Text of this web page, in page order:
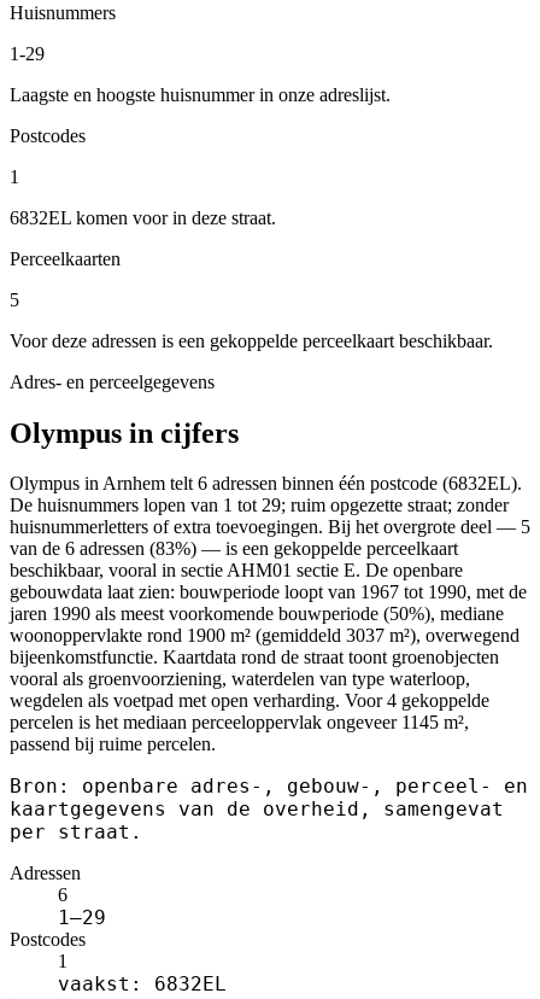
Huisnummers
1-29
Laagste en hoogste huisnummer in onze adreslijst.
Postcodes
1
6832EL komen voor in deze straat.
Perceelkaarten
5
Voor deze adressen is een gekoppelde perceelkaart beschikbaar.
Adres- en perceelgegevens
Olympus in cijfers
Olympus in Arnhem telt 6 adressen binnen één postcode (6832EL).
De huisnummers lopen van 1 tot 29; ruim opgezette straat; zonder
huisnummerletters of extra toevoegingen. Bij het overgrote deel — 5
van de 6 adressen (83%) — is een gekoppelde perceelkaart
beschikbaar, vooral in sectie AHM01 sectie E. De openbare
gebouwdata laat zien: bouwperiode loopt van 1967 tot 1990, met de
jaren 1990 als meest voorkomende bouwperiode (50%), mediane
woonoppervlakte rond 1900 m² (gemiddeld 3037 m²), overwegend
bijeenkomstfunctie. Kaartdata rond de straat toont groenobjecten
vooral als groenvoorziening, waterdelen van type waterloop,
wegdelen als voetpad met open verharding. Voor 4 gekoppelde
percelen is het mediaan perceeloppervlak ongeveer 1145 m²,
passend bij ruime percelen.
Bron: openbare adres-, gebouw-, perceel- en
kaartgegevens van de overheid, samengevat
per straat.
Adressen
6
1–29
Postcodes
1
vaakst: 6832EL